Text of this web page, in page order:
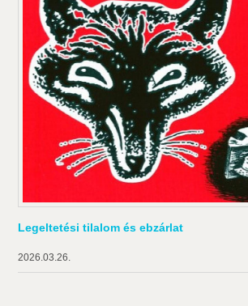
Legeltetési tilalom és ebzárlat
2026.03.26.